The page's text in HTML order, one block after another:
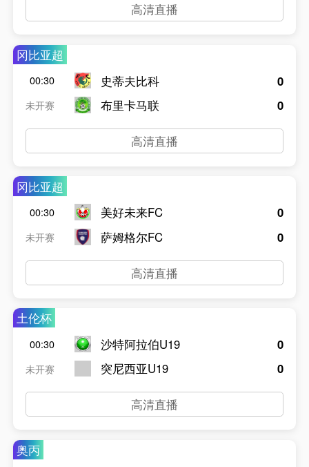
高清直播
冈比亚超
00:30
未开赛
史蒂夫比科
布里卡马联
0
0
高清直播
冈比亚超
00:30
未开赛
美好未来FC
萨姆格尔FC
0
0
高清直播
土伦杯
00:30
未开赛
沙特阿拉伯U19
突尼西亚U19
0
0
高清直播
奥丙